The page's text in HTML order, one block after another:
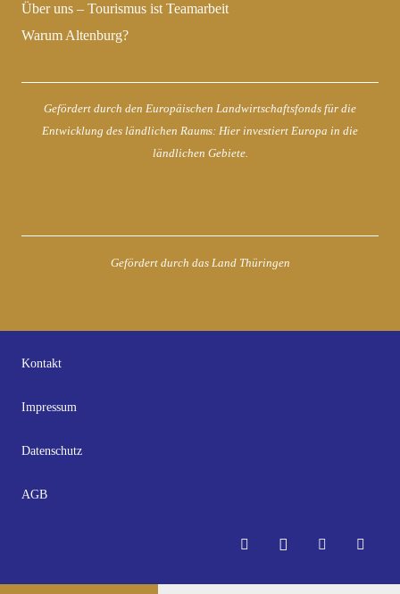
Über uns – Tourismus ist Teamarbeit
Warum Altenburg?
Gefördert durch den Europäischen Landwirtschaftsfonds für die
Entwicklung des ländlichen Raums: Hier investiert Europa in die
ländlichen Gebiete.
Gefördert durch das Land Thüringen
Kontakt
Impressum
Datenschutz
AGB